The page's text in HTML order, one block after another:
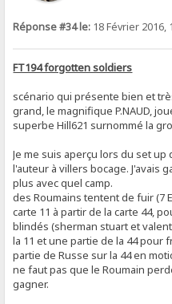
Réponse #34 le: 18 Février 2016,
FT194 forgotten soldiers
scénario qui présente bien et
grand, le magnifique P.NAUD,
superbe Hill621 surnommé la
Je me suis aperçu lors du set
l'auteur à villers bocage. J'avais
plus avec quel camp.
des Roumains tentent de fuir (7
carte 11 à partir de la carte 44,
blindés (sherman stuart et
la 11 et une partie de la 44 pour
partie de Russe sur la 44 en
ne faut pas que le Roumain
gagner.